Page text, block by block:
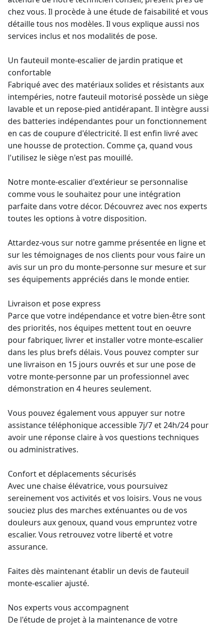
chez vous. Il procède à une étude de faisabilité et vous
détaille tous nos modèles. Il vous explique aussi nos
services inclus et nos modalités de pose.
Un fauteuil monte-escalierde jardin pratique et
confortable
Fabriqué avec des matériaux solides et résistants aux
intempéries, notre fauteuil motorisé possède un siège
lavable et un repose-pied antidérapant. Il intègre aussi
des batteries indépendantes pour un fonctionnement
en cas de coupure d'électricité. Il est enfin livré avec
une housse de protection. Comme ça, quand vous
l'utilisez le siège n'est pas mouillé.
Notre monte-escalier d'extérieurse personnalise
comme vous le souhaitez pour une intégration
parfaite dans votre décor. Découvrez avec nos experts
toutes les options à votre disposition.
Attardez-vous sur notre gamme présentée en ligne et
sur les témoignages de nos clients pour vous faire un
avis sur un pro du monte-personnesur mesure et sur
ses équipements appréciés dans le monde entier.
Livraison et pose express
Parce que votre indépendance et votre bien-être sont
des priorités, nos équipes mettent tout en oeuvre
pour fabriquer, livrer et installer votre monte-escalier
dans les plus brefs délais. Vous pouvez compter sur
une livraison en 15 jours ouvrés et sur une pose de
votre monte-personne par un professionnel avec
démonstration en 4 heures seulement.
Vous pouvez également vous appuyer sur notre
assistance téléphonique accessible 7j/7 et 24h/24 pour
avoir une réponse claire à vos questions techniques
ou administratives.
Confort et déplacements sécurisés
Avec une chaise élévatrice, vous poursuivez
sereinement vos activités et vos loisirs. Vous ne vous
souciez plus des marches exténuantes ou de vos
douleurs aux genoux, quand vous empruntez votre
escalier. Vous retrouvez votre liberté et votre
assurance.
Faites dès maintenant établir un devis de fauteuil
monte-escalierajusté.
Nos experts vous accompagnent
De l'étude de projet à la maintenance de votre